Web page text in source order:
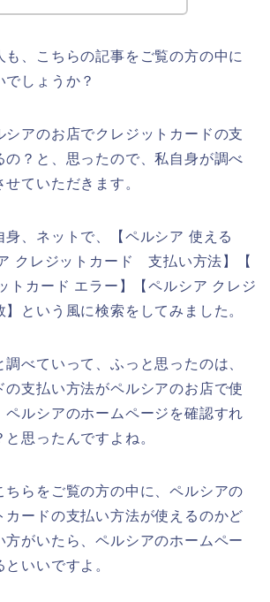
も、こちらの記事をご覧の方の中に
でしょうか？
シアのお店でクレジットカードの支
の？と、思ったので、私自身が調べ
ていただきます。
身、ネットで、【ペルシア 使える
クレジットカード 支払い方法】【
トカード エラー】【ペルシア クレジ
という風に検索をしてみました。
べていって、ふっと思ったのは、
の支払い方法がペルシアのお店で使
ペルシアのホームページを確認すれ
思ったんですよね。
ちらをご覧の方の中に、ペルシアの
カードの支払い方法が使えるのかど
方がいたら、ペルシアのホームペー
いいですよ。